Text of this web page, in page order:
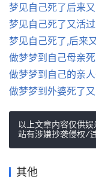
梦见自己死了后来
梦见自己死了又活
梦见自己死了,后来
做梦梦到自己母亲
做梦梦到自己的亲
做梦梦到外婆死了
以上文章内容仅供
站有涉嫌抄袭侵权/
其他